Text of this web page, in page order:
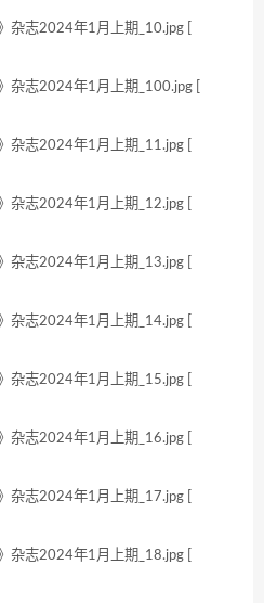
志2024年1月上期_10.jpg [
志2024年1月上期_100.jpg [
志2024年1月上期_11.jpg [
志2024年1月上期_12.jpg [
志2024年1月上期_13.jpg [
志2024年1月上期_14.jpg [
志2024年1月上期_15.jpg [
志2024年1月上期_16.jpg [
志2024年1月上期_17.jpg [
志2024年1月上期_18.jpg [